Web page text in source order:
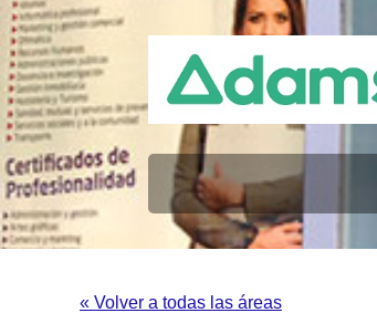
« Volver a todas las áreas